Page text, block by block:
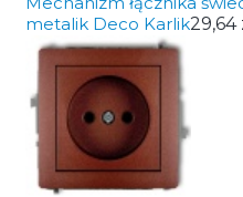
metalik Deco Karlik29,64